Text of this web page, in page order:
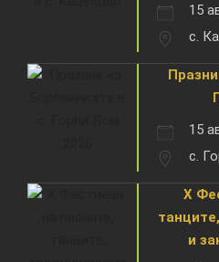
15
с.
15
с.
X
и